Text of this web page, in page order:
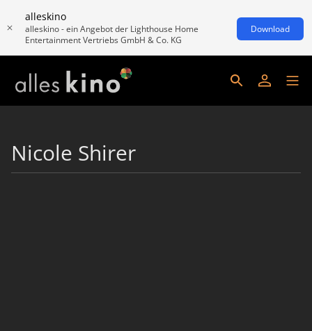
alleskino
alleskino - ein Angebot der Lighthouse Home
Entertainment Vertriebs GmbH & Co. KG
Download
Nicole Shirer